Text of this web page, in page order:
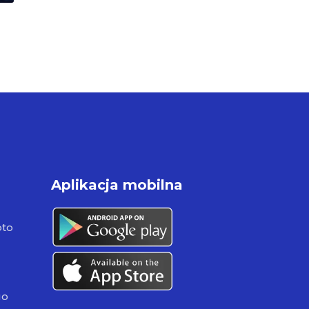
Aplikacja mobilna